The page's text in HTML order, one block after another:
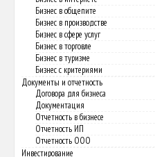
Бизнес в общепите
Бизнес в производстве
Бизнес в сфере услуг
Бизнес в торговле
Бизнес в туризме
Бизнес с критериями
Документы и отчетность
Договора для бизнеса
Документация
Отчетность в бизнесе
Отчетность ИП
Отчетность ООО
Инвестирование